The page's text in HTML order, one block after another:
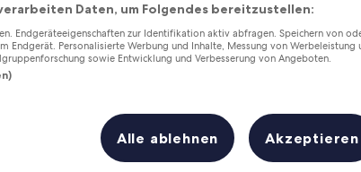
Prämien für jede
Übernachtung
Dieses Wochenende
7. Aug. - 9. Aug.
Daten, um Folgendes bereitzustellen:
Endgeräteeigenschaften zur Identifikation aktiv abfragen. Speichern von
Endgerät. Personalisierte Werbung und Inhalte, Messung von Werbeleistung
sowie Entwicklung und Verbesserung von Angeboten.
Alle ablehnen Akzeptieren